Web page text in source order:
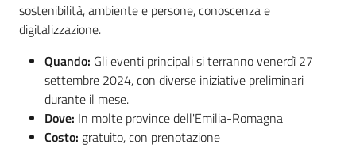
sostenibilità, ambiente e persone, conoscenza e
digitalizzazione.
Quando: Gli eventi principali si terranno venerdì 27
settembre 2024, con diverse iniziative preliminari
durante il mese.
Dove: In molte province dell'Emilia-Romagna
Costo: gratuito, con prenotazione